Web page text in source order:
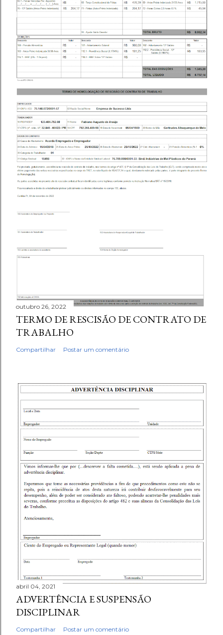
outubro 26, 2022
TERMO DE RESCISÃO DE CONTRATO DE
TRABALHO
Compartilhar Postar um comentário
abril 04, 2021
ADVERTÊNCIA E SUSPENSÃO
DISCIPLINAR
Compartilhar Postar um comentário